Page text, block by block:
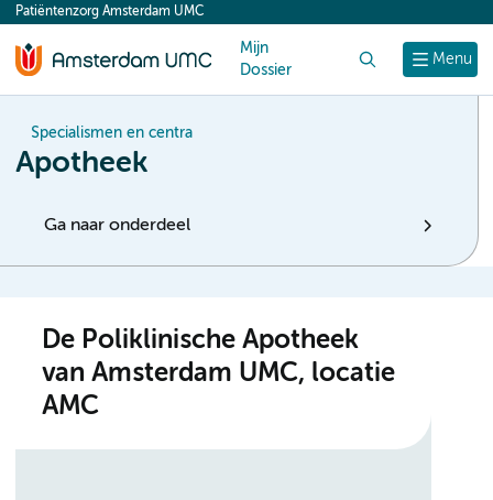
content
Menu
Patiëntenzorg Amsterdam UMC
Mijn
Dossier
Specialismen en centra
Apotheek
Ga naar onderdeel
De Poliklinische Apotheek
van Amsterdam UMC, locatie
AMC